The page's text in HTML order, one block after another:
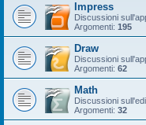
Impress
Discussioni
Argomenti: 195
Draw
Discussioni
Argomenti: 62
Math
Discussioni
Argomenti: 32